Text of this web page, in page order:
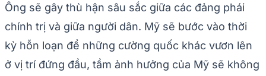
Ông sẽ gây thù hận sâu sắc giữa các đảng phái
chính trị và giữa người dân. Mỹ sẽ bước vào thời
kỳ hỗn loạn để những cường quốc khác vươn lên
ở vị trí đứng đầu, tầm ảnh hưởng của Mỹ sẽ không